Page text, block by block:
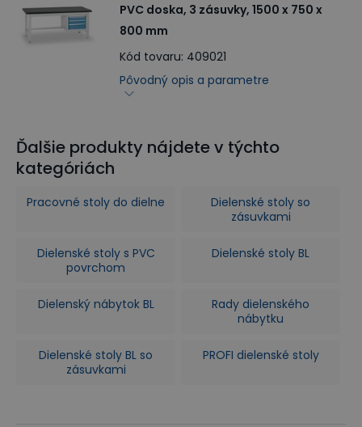
PVC doska, 3 zásuvky, 1500 x 750 x
800 mm
Kód tovaru: 409021
Pôvodný opis a parametre
Ďalšie produkty nájdete v týchto
kategóriách
Pracovné stoly do dielne
Dielenské stoly so
zásuvkami
Dielenské stoly s PVC
povrchom
Dielenské stoly BL
Dielenský nábytok BL
Rady dielenského
nábytku
Dielenské stoly BL so
zásuvkami
PROFI dielenské stoly